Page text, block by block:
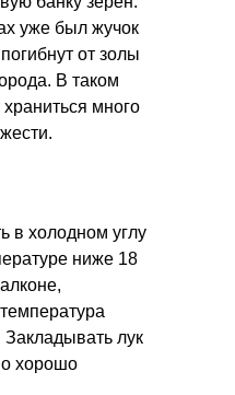
уже был жучок
от золы
В таком
много
в холодном углу
ниже 18
лук
хорошо